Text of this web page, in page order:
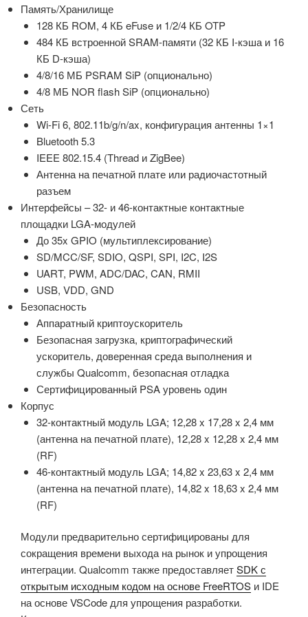
Память/Хранилище
128 КБ ROM, 4 КБ eFuse и 1/2/4 КБ OTP
484 КБ встроенной SRAM-памяти (32 КБ I-кэша и 16
КБ D-кэша)
4/8/16 МБ PSRAM SiP (опционально)
4/8 МБ NOR flash SiP (опционально)
Сеть
Wi-Fi 6, 802.11b/g/n/ax, конфигурация антенны 1×1
Bluetooth 5.3
IEEE 802.15.4 (Thread и ZigBee)
Антенна на печатной плате или радиочастотный
разъем
Интерфейсы – 32- и 46-контактные контактные
площадки LGA-модулей
До 35x GPIO (мультиплексирование)
SD/MCC/SF, SDIO, QSPI, SPI, I2C, I2S
UART, PWM, ADC/DAC, CAN, RMII
USB, VDD, GND
Безопасность
Аппаратный криптоускоритель
Безопасная загрузка, криптографический
ускоритель, доверенная среда выполнения и
службы Qualcomm, безопасная отладка
Сертифицированный PSA уровень один
Корпус
32-контактный модуль LGA; 12,28 x 17,28 x 2,4 мм
(антенна на печатной плате), 12,28 x 12,28 x 2,4 мм
(RF)
46-контактный модуль LGA; 14,82 x 23,63 x 2,4 мм
(антенна на печатной плате), 14,82 x 18,63 x 2,4 мм
(RF)
Модули предварительно сертифицированы для
сокращения времени выхода на рынок и упрощения
интеграции. Qualcomm также предоставляетSDK с
открытым исходным кодом на основе FreeRTOS и IDE
на основе VSCode для упрощения разработки.